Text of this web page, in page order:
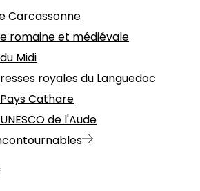
Carcassonne
romaine et médiévale
Midi
royales du Languedoc
Cathare
de l'Aude